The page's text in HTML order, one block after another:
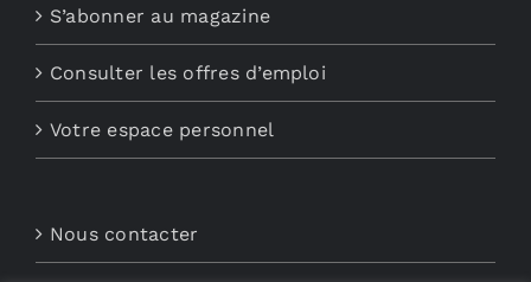
S’abonner au magazine
Consulter les offres d’emploi
Votre espace personnel
Nous contacter